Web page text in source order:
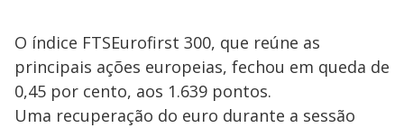
O índice FTSEurofirst 300, que reúne as
principais ações europeias, fechou em queda de
0,45 por cento, aos 1.639 pontos.
Uma recuperação do euro durante a sessão